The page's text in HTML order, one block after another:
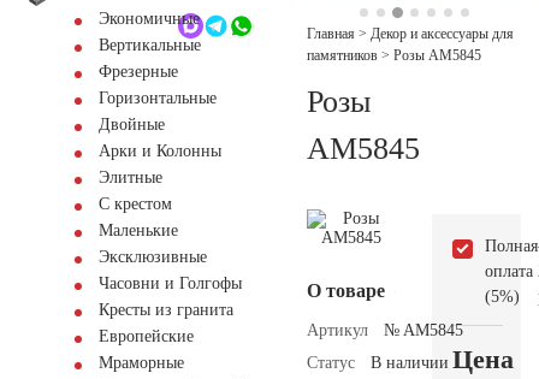
Обратный звонокЭкономичные
Вертикальные
Фрезерные
Горизонтальные
Двойные
Арки и Колонны
Элитные
С крестом
Маленькие
Эксклюзивные
Часовни и Голгофы
Кресты из гранита
Европейские
Мраморные
Главная > Декор и аксессуары для
памятников > Розы AM5845
Розы
AM5845
О товаре
Артикул
№ AM5845
Статус
В наличии
Полная
оплата
(5%)
Цена